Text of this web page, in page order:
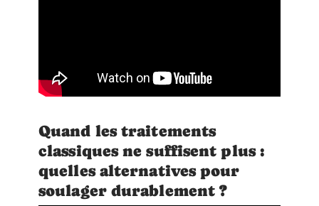
Quand les traitements
classiques ne suffisent plus :
quelles alternatives pour
soulager durablement ?